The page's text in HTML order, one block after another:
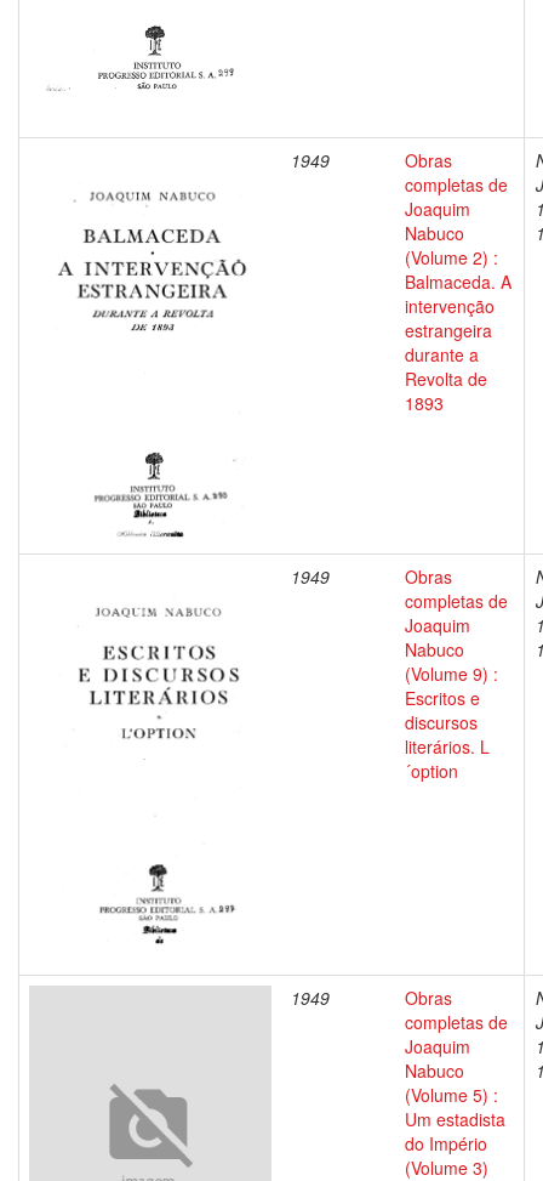
1949
Obras
completas de
Joaquim
Nabuco
(Volume 2) :
Balmaceda. A
intervenção
estrangeira
durante a
Revolta de
1893
1949
Obras
completas de
Joaquim
Nabuco
(Volume 9) :
Escritos e
discursos
literários. L
´option
1949
Obras
completas de
Joaquim
Nabuco
(Volume 5) :
Um estadista
do Império
(Volume 3)